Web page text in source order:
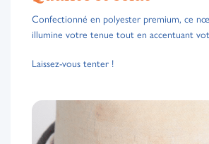
Confectionné en polyester premium, ce
illumine votre tenue tout en accentuant
Laissez-vous tenter !